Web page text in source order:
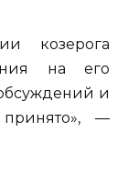
козерога
на его
и
—